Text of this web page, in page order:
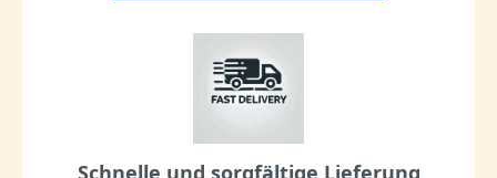
Schnelle und sorgfältige Lieferung